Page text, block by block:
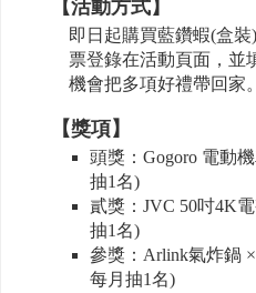
【活動方式】
即日起購買藍鑽蝦(盒
票登錄在活動頁面，並
機會把多項好禮帶回家。
【獎項】
頭獎：Gogoro 電動
抽1名)
貳獎：JVC 50吋4K
抽1名)
參獎：Arlink氣炸鍋 ×
每月抽1名)